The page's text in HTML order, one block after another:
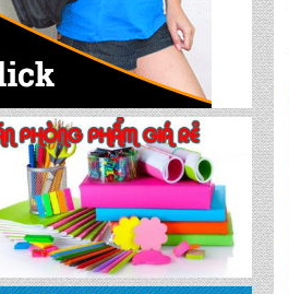
TN 5015
CẶP HỌC SINH MS:
CẶP HỌC SINH MS:
TN 5013
CẶP HỌC SINH MS:
TN 5012